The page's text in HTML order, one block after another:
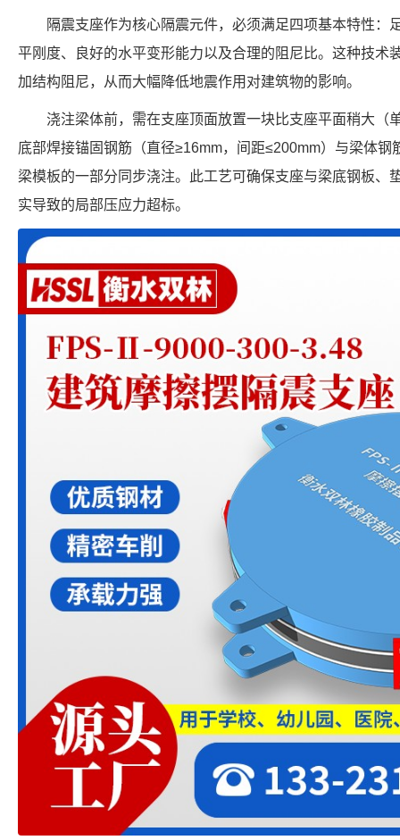
隔震支座作为核心隔震元件，必须满足四项基本特性：
平刚度、良好的水平变形能力以及合理的阻尼比。这种技术
加结构阻尼，从而大幅降低地震作用对建筑物的影响。
浇注梁体前，需在支座顶面放置一块比支座平面稍大（
底部焊接锚固钢筋（直径≥16mm，间距≤200mm）与梁体
梁模板的一部分同步浇注。此工艺可确保支座与梁底钢板、
实导致的局部压应力超标。